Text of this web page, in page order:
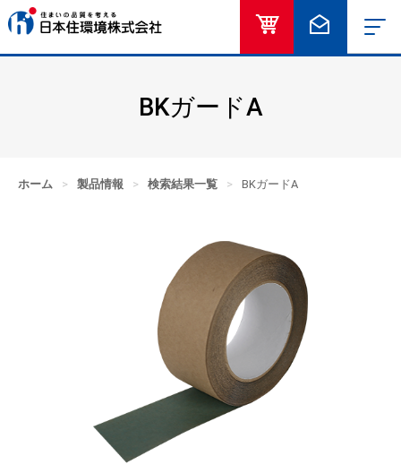
オンラインショ
BKガードA
ホーム > 製品情報 > 検索結果一覧 > BKガードA